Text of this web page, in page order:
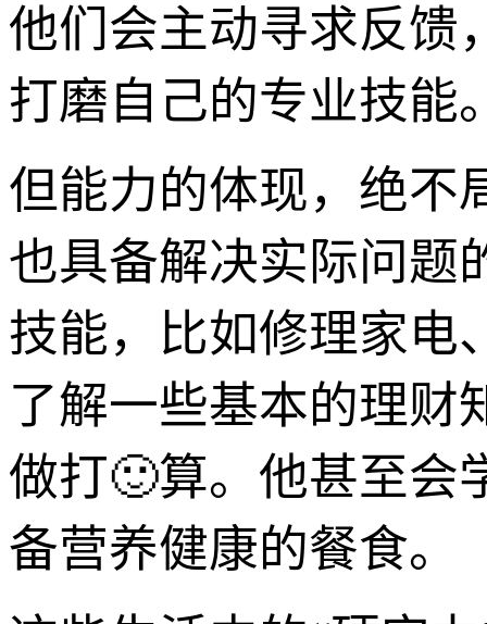
他们会主动寻求反馈
打磨自己的专业技能
但能力的体现，绝不
也具备解决实际问题
技能，比如修理家电
了解一些基本的理财
做打🙂算。他甚至会
备营养健康的餐食。